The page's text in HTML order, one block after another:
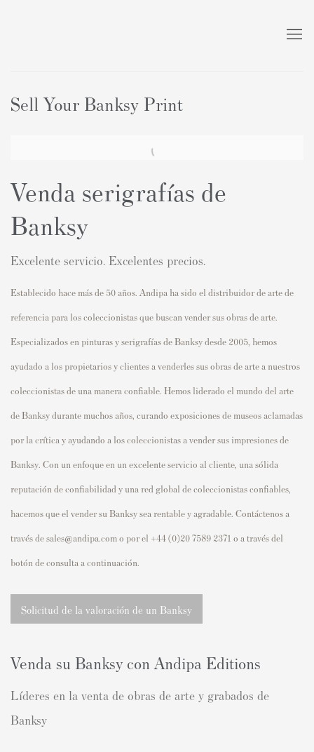
Sell Your Banksy Print
Venda serigrafías de
Banksy
Excelente servicio. Excelentes precios.
Establecido hace más de 50 años. Andipa ha sido el distribuidor de arte de
referencia para los coleccionistas que buscan vender sus obras de arte.
Especializados en pinturas y serigrafías de Banksy desde 2005, hemos
ayudado a los propietarios y clientes a venderles sus obras de arte a nuestros
coleccionistas de una manera confiable. Hemos liderado el mundo del arte
de Banksy durante muchos años, curando exposiciones de museos aclamadas
por la crítica y ayudando a los coleccionistas a vender sus impresiones de
Banksy. Con un enfoque en un excelente servicio al cliente, una sólida
reputación de confiabilidad y una red global de coleccionistas confiables,
hacemos que el vender su Banksy sea rentable y agradable. Contáctenos a
través de sales@andipa.com o por el +44 (0)20 7589 2371 o a través del
botón de consulta a continuación.
Solicitud de la valoración de un Banksy
Venda su Banksy con Andipa Editions
Líderes en la venta de obras de arte y grabados de
Banksy